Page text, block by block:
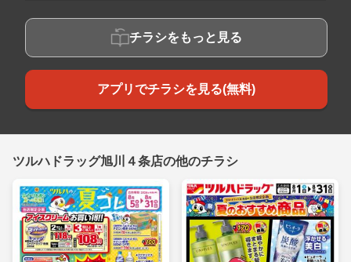
チラシをもっと見る
アプリでチラシを見る(無料)
ツルハドラッグ旭川４条店の他のチラシ